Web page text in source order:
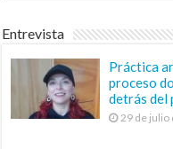
Entrevista
Práctica
proceso
detrás del
29 de julio